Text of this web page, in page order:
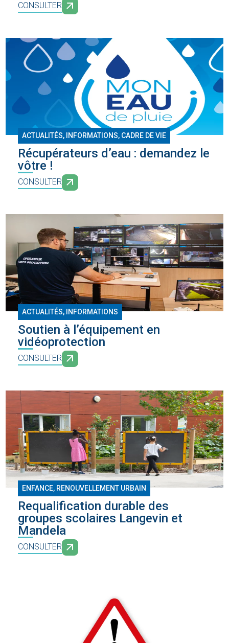
CONSULTER
ACTUALITÉS, INFORMATIONS, CADRE DE VIE
Récupérateurs d’eau : demandez le
vôtre !
CONSULTER
ACTUALITÉS, INFORMATIONS
Soutien à l’équipement en
vidéoprotection
CONSULTER
ENFANCE, RENOUVELLEMENT URBAIN
Requalification durable des
groupes scolaires Langevin et
Mandela
CONSULTER